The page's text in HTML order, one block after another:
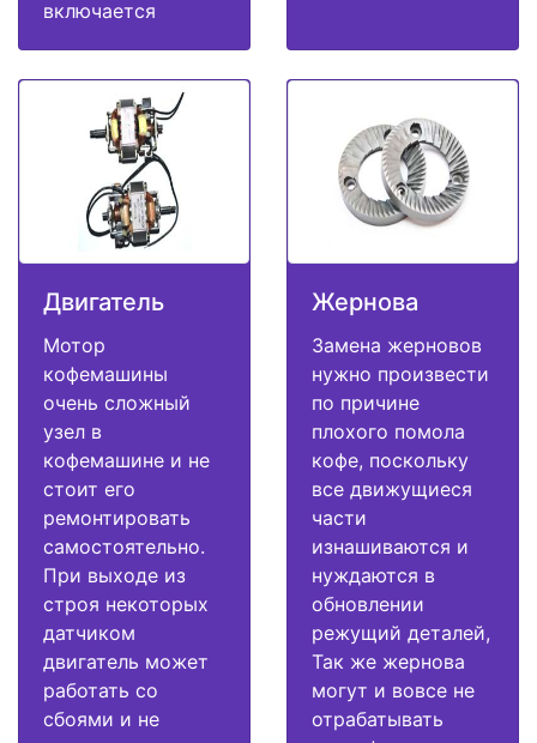
включается
Двигатель
Мотор
кофемашины
очень сложный
узел в
кофемашине и не
стоит его
ремонтировать
самостоятельно.
При выходе из
строя некоторых
датчиком
двигатель может
работать со
сбоями и не
Жернова
Замена жерновов
нужно произвести
по причине
плохого помола
кофе, поскольку
все движущиеся
части
изнашиваются и
нуждаются в
обновлении
режущий деталей,
Так же жернова
могут и вовсе не
отрабатывать